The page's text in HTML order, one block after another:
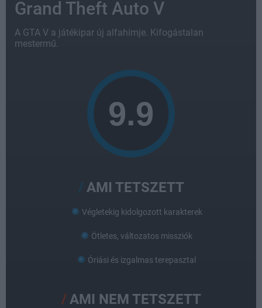
Grand Theft Auto V
A GTA V a játékipar új alfahímje. Kifogástalan
mestermű.
AMI TETSZETT
Végletekig kidolgozott karakterek
Ötletes, változatos missziók
Óriási és izgalmas terepasztal
AMI NEM TETSZETT